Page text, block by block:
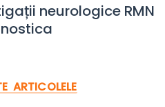
neurologice RMN
ARTICOLELE